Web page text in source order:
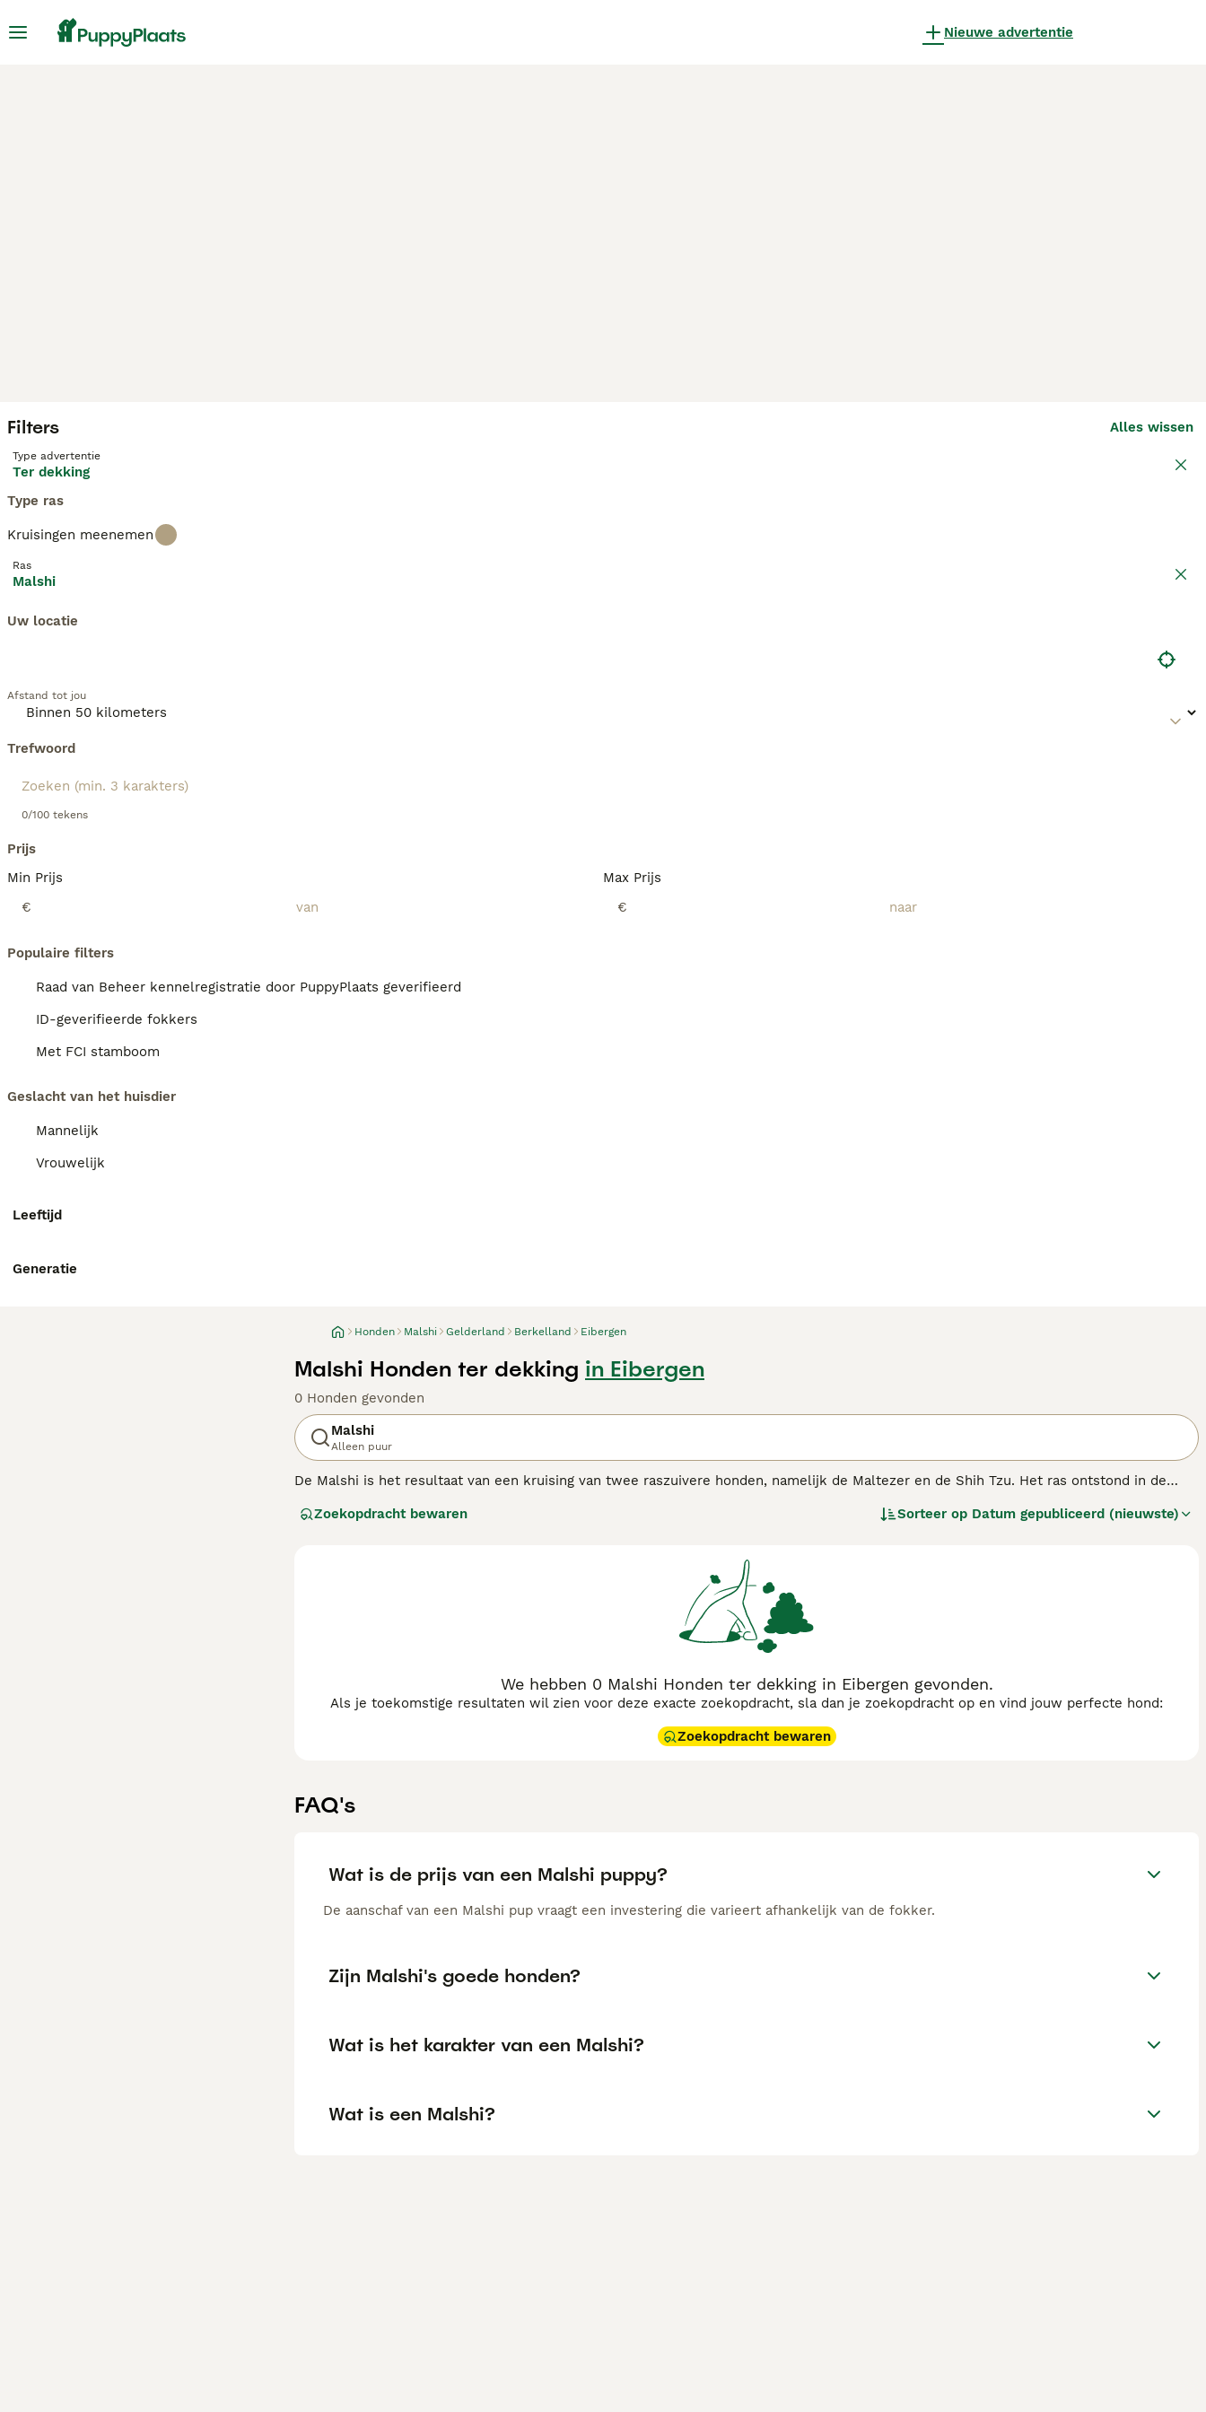
Nieuwe advertentie
Filters Alles wissen
Type advertentie
Ter dekking
Type ras
Kruisingen meenemen
Ras
Malshi
Uw locatie
Afstand tot jou
Trefwoord
0/100 tekens
Prijs
Min Prijs
€
Max Prijs
€
Populaire filters
Raad van Beheer kennelregistratie door PuppyPlaats geverifieerd
ID-geverifieerde fokkers
Met FCI stamboom
Geslacht van het huisdier
Mannelijk
Vrouwelijk
Leeftijd
Generatie
Honden Malshi Gelderland Berkelland Eibergen
Malshi Honden ter dekking in Eibergen
0 Honden gevonden
Malshi
Alleen puur
De Malshi is het resultaat van een kruising van twee raszuivere honden, namelijk de Maltezer en de Shih Tzu. Het ras ontstond in de
groeide en groeide, en niet alleen onder mensen met een allergie. Malshis kunnen het uiterlijk en de persoonlijkheid van beide rassen
Lees onze Malshi adviespagina voor informatie over dit hondenras.
Zoekopdracht bewaren Sorteer op Datum gepubliceerd (nieuwste)
We hebben 0 Malshi Honden ter dekking in Eibergen gevonden.
Als je toekomstige resultaten wil zien voor deze exacte zoekopdracht, sla dan je zoekopdracht op en vind jouw perfecte hond:
Zoekopdracht bewaren
FAQ's
Wat is de prijs van een Malshi puppy?
De aanschaf van een Malshi pup vraagt een investering die varieert afhankelijk van de fokker.
Zijn Malshi's goede honden?
Wat is het karakter van een Malshi?
Wat is een Malshi?